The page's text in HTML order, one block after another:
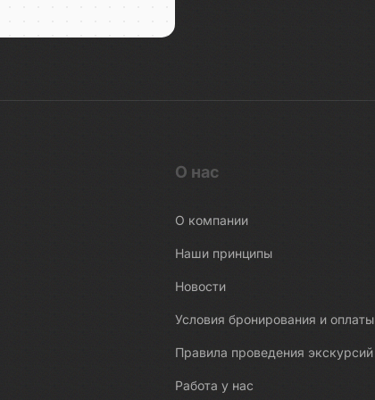
О нас
О компании
Наши принципы
Новости
Условия бронирования и оплаты
Правила проведения экскурсий
Работа у нас